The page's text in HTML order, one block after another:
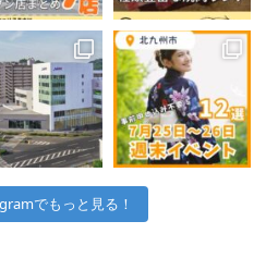
でもっと見る！